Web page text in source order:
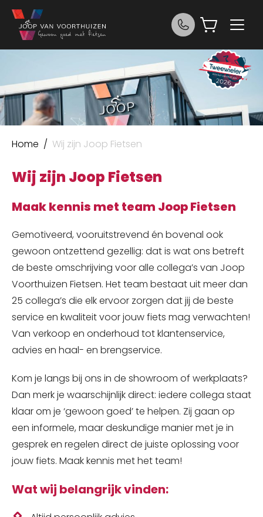
Ga naar de inhoud
Home Joop van Voorthuizen Fietsen
/ Wij zijn Joop Fietsen
Wij zijn Joop Fietsen
Maak kennis met team Joop Fietsen
Gemotiveerd, vooruitstrevend én bovenal ook
gewoon ontzettend gezellig: dat is wat ons betreft
de beste omschrijving voor alle collega’s van Joop
Voorthuizen Fietsen. Het team bestaat uit meer dan
25 collega’s die elk ervoor zorgen dat jij de beste
service en kwaliteit voor jouw fiets mag verwachten!
Van verkoop en onderhoud tot klantenservice,
advies en haal- en brengservice.
Kom je langs bij ons in de showroom of werkplaats?
Dan merk je waarschijnlijk direct: iedere collega staat
klaar om je ‘gewoon goed’ te helpen. Zij gaan op
een informele, maar deskundige manier met je in
gesprek en regelen direct de juiste oplossing voor
jouw fiets. Maak kennis met het team!
Wat wij belangrijk vinden: